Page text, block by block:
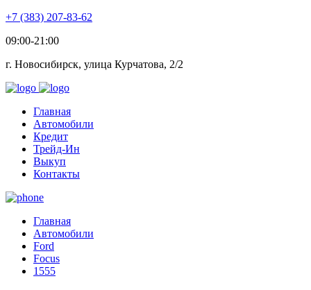
+7 (383) 207-83-62
09:00-21:00
г. Новосибирск, улица Курчатова, 2/2
Главная
Автомобили
Кредит
Трейд-Ин
Выкуп
Контакты
Главная
Автомобили
Ford
Focus
1555